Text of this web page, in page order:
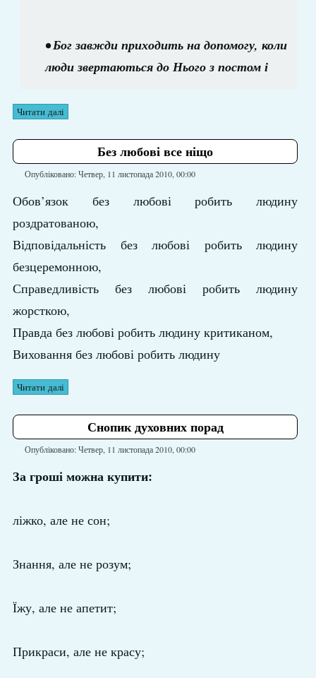
• Бог завжди приходить на допомогу, коли
люди звертаються до Нього з постом і
Читати далі
Без любові все ніщо
Опубліковано: Четвер, 11 листопада 2010, 00:00
Обов’язок без любові робить людину
роздратованою,
Відповідальність без любові робить людину
безцеремонною,
Справедливість без любові робить людину
жорсткою,
Правда без любові робить людину критиканом,
Виховання без любові робить людину
Читати далі
Снопик духовних порад
Опубліковано: Четвер, 11 листопада 2010, 00:00
За гроші можна купити:
ліжко, але не сон;
Знання, але не розум;
Їжу, але не апетит;
Прикраси, але не красу;